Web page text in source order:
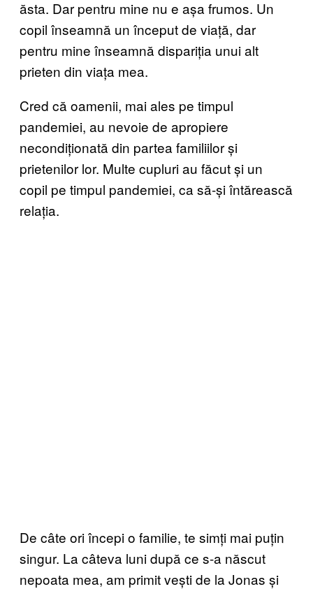
ăsta. Dar pentru mine nu e așa frumos. Un
copil înseamnă un început de viață, dar
pentru mine înseamnă dispariția unui alt
prieten din viața mea.
Cred că oamenii, mai ales pe timpul
pandemiei, au nevoie de apropiere
necondiționată din partea familiilor și
prietenilor lor. Multe cupluri au făcut și un
copil pe timpul pandemiei, ca să-și întărească
relația.
De câte ori începi o familie, te simți mai puțin
singur. La câteva luni după ce s-a născut
nepoata mea, am primit vești de la Jonas și